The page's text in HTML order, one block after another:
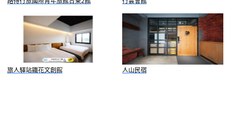
旅人驛站鐵花文創館 人山民宿